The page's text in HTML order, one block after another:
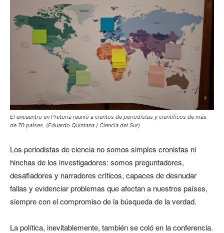
El encuentro en Pretoria reunió a cientos de periodistas y científicos de más
de 70 países. (Eduardo Quintana / Ciencia del Sur)
Los periodistas de ciencia no somos simples cronistas ni
hinchas de los investigadores: somos preguntadores,
desafiadores y narradores críticos, capaces de desnudar
fallas y evidenciar problemas que afectan a nuestros países,
siempre con el compromiso de la búsqueda de la verdad.
La política, inevitablemente, también se coló en la conferencia.